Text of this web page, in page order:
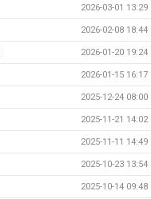
2026-03-01 13:29
2026-02-08 18:44
2026-01-20 19:24
2026-01-15 16:17
2025-12-24 08:00
2025-11-21 14:02
2025-11-11 14:49
2025-10-23 13:54
2025-10-14 09:48